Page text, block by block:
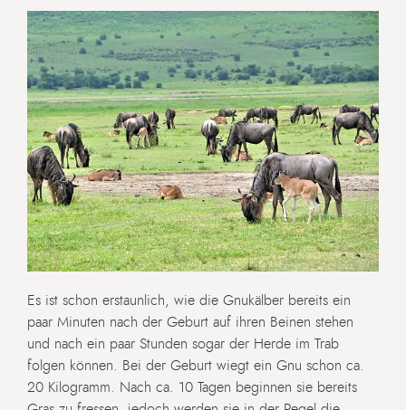
Es ist schon erstaunlich, wie die Gnukälber bereits ein
paar Minuten nach der Geburt auf ihren Beinen stehen
und nach ein paar Stunden sogar der Herde im Trab
folgen können. Bei der Geburt wiegt ein Gnu schon ca.
20 Kilogramm. Nach ca. 10 Tagen beginnen sie bereits